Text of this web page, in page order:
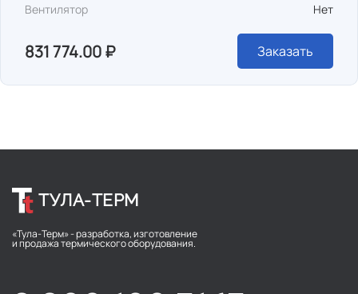
Вентилятор
Нет
831 774.00 ₽ Заказать
ТУЛА-ТЕРМ
«Тула-Терм» - разработка, изготовление
и продажа термического оборудования.